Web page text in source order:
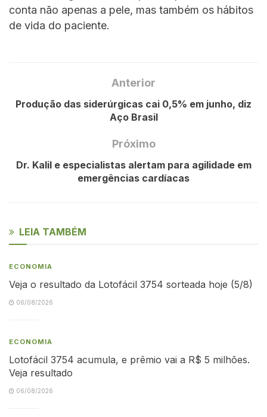
conta não apenas a pele, mas também os hábitos
de vida do paciente.
Anterior
Produção das siderúrgicas cai 0,5% em junho, diz
Aço Brasil
Próximo
Dr. Kalil e especialistas alertam para agilidade em
emergências cardíacas
LEIA TAMBÉM
ECONOMIA
Veja o resultado da Lotofácil 3754 sorteada hoje (5/8)
06/08/2026
ECONOMIA
Lotofácil 3754 acumula, e prêmio vai a R$ 5 milhões.
Veja resultado
06/08/2026